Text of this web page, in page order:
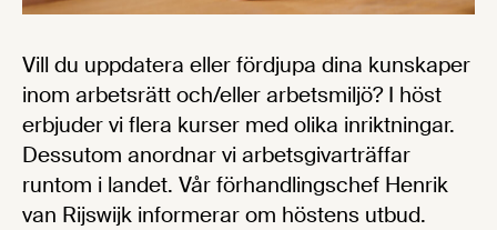
Vill du uppdatera eller fördjupa dina kunskaper
inom arbetsrätt och/eller arbetsmiljö? I höst
erbjuder vi flera kurser med olika inriktningar.
Dessutom anordnar vi arbetsgivarträffar
runtom i landet. Vår förhandlingschef Henrik
van Rijswijk informerar om höstens utbud.